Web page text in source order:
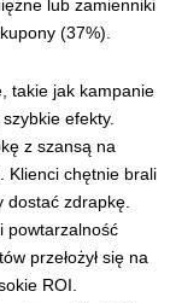
lub zamienniki
(37%).
takie jak kampanie
efekty.
z szansą na
Klienci chętnie brali
dostać zdrapkę.
powtarzalność
przełożył się na
ROI.